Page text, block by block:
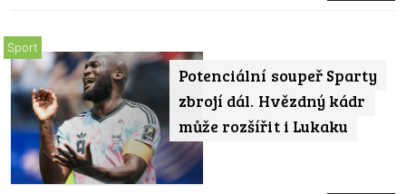
Potenciální soupeř Sparty
zbrojí dál. Hvězdný kádr
může rozšířit i Lukaku
Sport